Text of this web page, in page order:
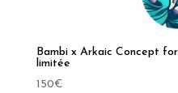
Bambi x Arkaic Concept
limitée
150€